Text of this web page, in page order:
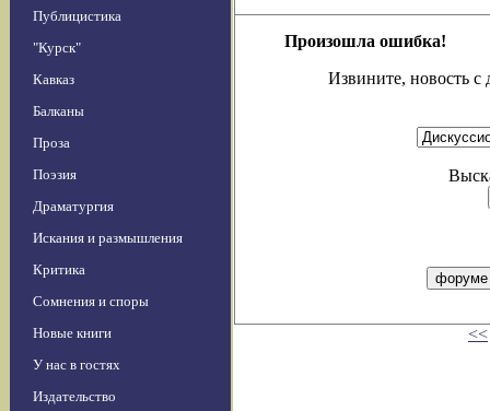
Публицистика
"Курск"
Кавказ
Балканы
Проза
Поэзия
Драматургия
Искания и размышления
Критика
Сомнения и споры
Новые книги
У нас в гостях
Издательство
Произошла ошибка!
Извините, новость с
<<